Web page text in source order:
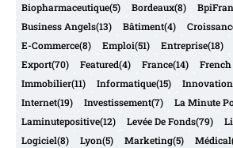
Biopharmaceutique(5) Bordeaux(8)
Business Angels(13) Bâtiment(4)
E-Commerce(8) Emploi(51) Entreprise(18)
Export(70) Featured(4) France(14) French
Immobilier(11) Informatique(15) Innovation
Internet(19) Investissement(7) La Minute
Laminutepositive(12) Levée De Fonds(79)
Logiciel(8) Lyon(5) Marketing(5) Médical